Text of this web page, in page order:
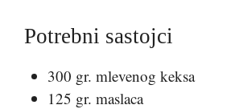
Potrebni sastojci
300 gr. mlevenog keksa
125 gr. maslaca